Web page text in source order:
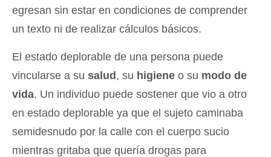
egresan sin estar en condiciones de comprender
un texto ni de realizar cálculos básicos.
El estado deplorable de una persona puede
vincularse a su salud, su higiene o su modo de
vida. Un individuo puede sostener que vio a otro
en estado deplorable ya que el sujeto caminaba
semidesnudo por la calle con el cuerpo sucio
mientras gritaba que quería drogas para